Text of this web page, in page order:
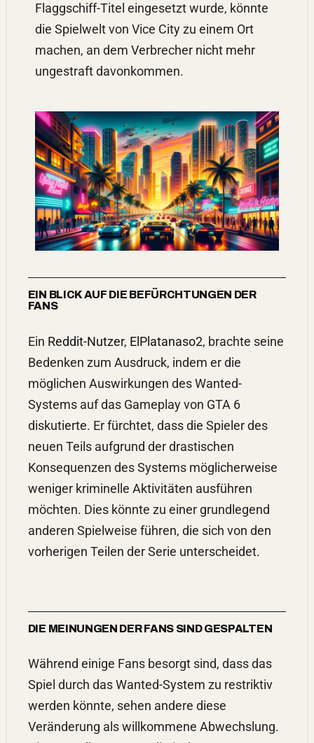
Flaggschiff-Titel eingesetzt wurde, könnte
die Spielwelt von Vice City zu einem Ort
machen, an dem Verbrecher nicht mehr
ungestraft davonkommen.
EIN BLICK AUF DIE BEFÜRCHTUNGEN DER
FANS
Ein Reddit-Nutzer, ElPlatanaso2, brachte seine
Bedenken zum Ausdruck, indem er die
möglichen Auswirkungen des Wanted-
Systems auf das Gameplay von GTA 6
diskutierte. Er fürchtet, dass die Spieler des
neuen Teils aufgrund der drastischen
Konsequenzen des Systems möglicherweise
weniger kriminelle Aktivitäten ausführen
möchten. Dies könnte zu einer grundlegend
anderen Spielweise führen, die sich von den
vorherigen Teilen der Serie unterscheidet.
DIE MEINUNGEN DER FANS SIND GESPALTEN
Während einige Fans besorgt sind, dass das
Spiel durch das Wanted-System zu restriktiv
werden könnte, sehen andere diese
Veränderung als willkommene Abwechslung.